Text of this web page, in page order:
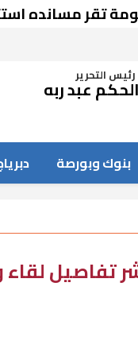
مسانده
رئيس التحريرعبد ربه
بنوك وبورصة
تفاصيل